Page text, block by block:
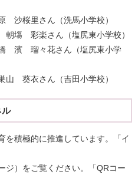
桜里さん（洗馬小学校）
塲 彩楽さん（塩尻東小学校）
濱 瑠々花さん（塩尻東小学
葵衣さん（吉田小学校）
ル
積極的に推進しています。「イ
ジ）をご覧ください。「QRコー